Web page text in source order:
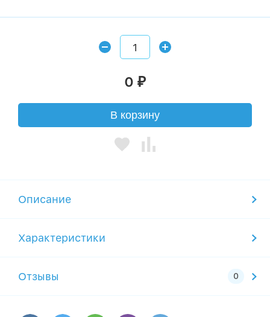
0 ₽
В корзину
Описание
Характеристики
Отзывы